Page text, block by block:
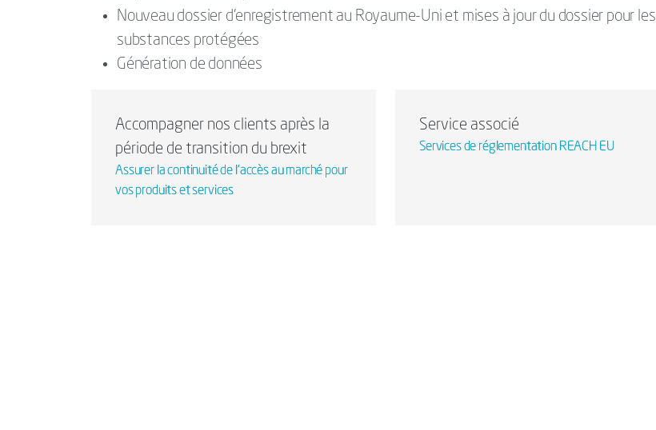
Nouveau dossier d'enregistrement au Royaume-Uni et mises à jour du dossier pour les
substances protégées
Génération de données
Accompagner nos clients après la
période de transition du brexit
Assurer la continuité de l'accès au marché pour
vos produits et services
Service associé
Services de réglementation REACH EU